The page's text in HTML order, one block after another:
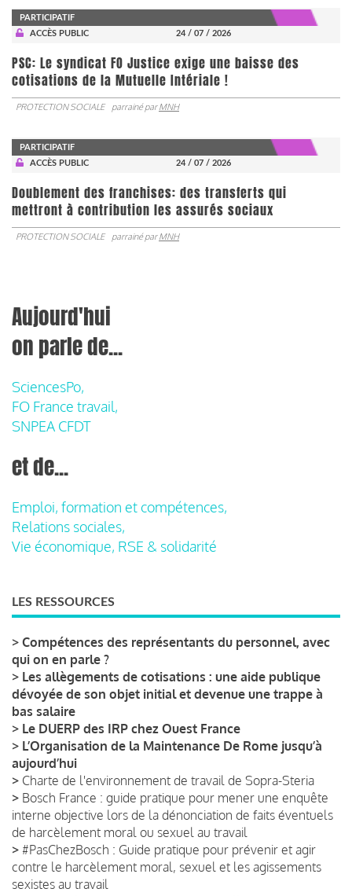
PARTICIPATIF
ACCÈS PUBLIC
24 / 07 / 2026
PSC: Le syndicat FO Justice exige une baisse des
cotisations de la Mutuelle Intériale !
PROTECTION SOCIALE parrainé parMNH
PARTICIPATIF
ACCÈS PUBLIC
24 / 07 / 2026
Doublement des franchises: des transferts qui
mettront à contribution les assurés sociaux
PROTECTION SOCIALE parrainé parMNH
Aujourd'hui
on parle de...
SciencesPo,
FO France travail,
SNPEA CFDT
et de...
Emploi, formation et compétences,
Relations sociales,
Vie économique, RSE & solidarité
LES RESSOURCES
> Compétences des représentants du personnel, avec
qui on en parle ?
> Les allègements de cotisations : une aide publique
dévoyée de son objet initial et devenue une trappe à
bas salaire
> Le DUERP des IRP chez Ouest France
> L’Organisation de la Maintenance De Rome jusqu’à
aujourd’hui
> Charte de l'environnement de travail de Sopra-Steria
> Bosch France : guide pratique pour mener une enquête
interne objective lors de la dénonciation de faits éventuels
de harcèlement moral ou sexuel au travail
> #PasChezBosch : Guide pratique pour prévenir et agir
contre le harcèlement moral, sexuel et les agissements
sexistes au travail